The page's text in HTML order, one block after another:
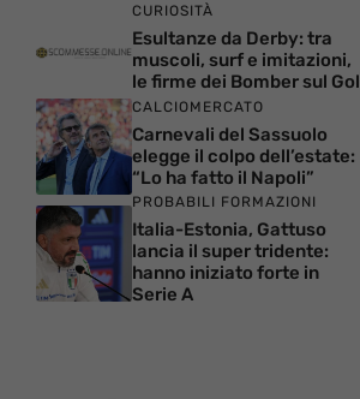
CURIOSITÀ
Esultanze da Derby: tra
muscoli, surf e imitazioni,
le firme dei Bomber sul Gol
CALCIOMERCATO
Carnevali del Sassuolo
elegge il colpo dell’estate:
“Lo ha fatto il Napoli”
PROBABILI FORMAZIONI
Italia-Estonia, Gattuso
lancia il super tridente:
hanno iniziato forte in
Serie A